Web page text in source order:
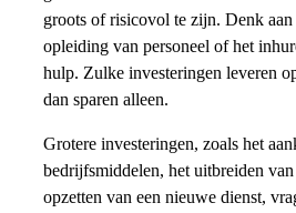
groots of risicovol te zijn. Denk aan
opleiding van personeel of het
hulp. Zulke investeringen leveren
dan sparen alleen.
Grotere investeringen, zoals het
bedrijfsmiddelen, het uitbreiden
opzetten van een nieuwe dienst,